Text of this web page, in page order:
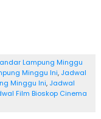
Lampung Minggu
Minggu Ini, Jadwal
Minggu Ini, Jadwal
Film Bioskop Cinema